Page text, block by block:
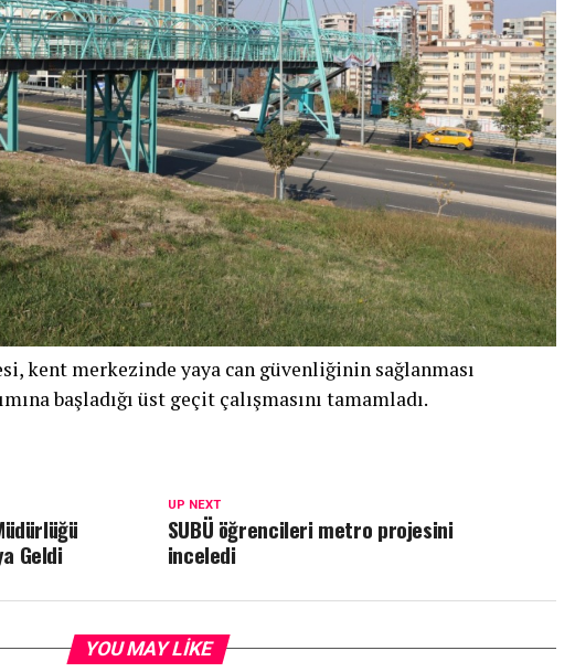
kent merkezinde yaya can güvenliğinin sağlanması
başladığı üst geçit çalışmasını tamamladı.
UP NEXT
SUBÜ öğrencileri metro projesini
inceledi
Geldi
YOU MAY LIKE